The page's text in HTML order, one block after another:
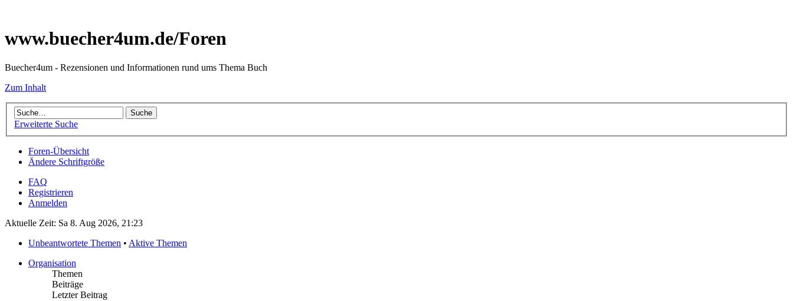
www.buecher4um.de/Foren
Buecher4um - Rezensionen und Informationen rund ums Thema Buch
Zum Inhalt
Erweiterte Suche
Foren-Übersicht
Ändere Schriftgröße
FAQ
Registrieren
Anmelden
Aktuelle Zeit: Sa 8. Aug 2026, 21:23
Unbeantwortete Themen • Aktive Themen
Organisation
Themen
Beiträge
Letzter Beitrag